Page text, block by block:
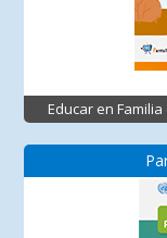
Educar en